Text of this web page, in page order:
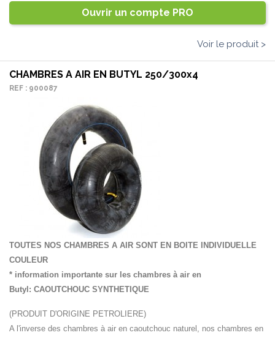
Ouvrir un compte PRO
Voir le produit >
CHAMBRES A AIR EN BUTYL 250/300x4
REF : 900087
TOUTES NOS CHAMBRES A AIR SONT EN BOITE INDIVIDUELLE
COULEUR
* information importante sur les chambres à air en
Butyl: CAOUTCHOUC SYNTHETIQUE
(PRODUIT D'ORIGINE PETROLIERE)
A l'inverse des chambres à air en caoutchouc naturel, nos chambres en